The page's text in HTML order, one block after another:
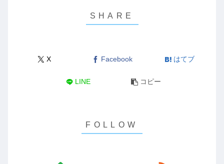
X Facebook はてブ
LINE コピー